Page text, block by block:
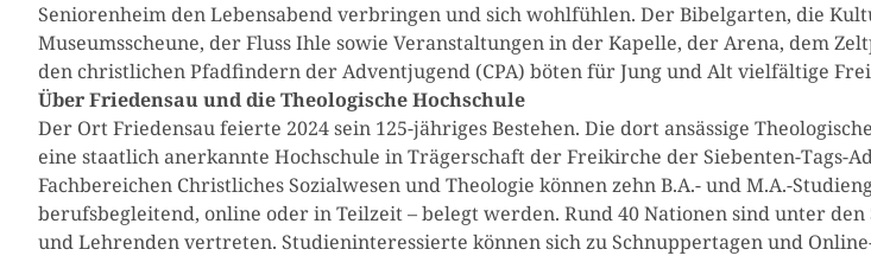
Seniorenheim den Lebensabend verbringen und sich wohlfühlen. Der Bibelgarten, die
Museumsscheune, der Fluss Ihle sowie Veranstaltungen in der Kapelle, der Arena, dem
den christlichen Pfadfindern der Adventjugend (CPA) böten für Jung und Alt vielfältige
Über Friedensau und die Theologische Hochschule
Der Ort Friedensau feierte 2024 sein 125-jähriges Bestehen. Die dort ansässige
eine staatlich anerkannte Hochschule in Trägerschaft der Freikirche der Siebenten-Tags-
Fachbereichen Christliches Sozialwesen und Theologie können zehn B.A.- und M.A.-
berufsbegleitend, online oder in Teilzeit – belegt werden. Rund 40 Nationen sind unter
und Lehrenden vertreten. Studieninteressierte können sich zu Schnuppertagen und